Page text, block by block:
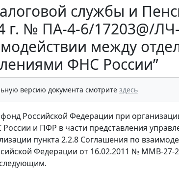
службы и
г. № ПА-4-6/17203@/
между
ФНС России”
версию документа смотрите здесь
Российской Федерации при
и ПФР в части представления
пункта 2.2.8 Соглашения по
Федерации от 16.02.2011 № ММВ-27-